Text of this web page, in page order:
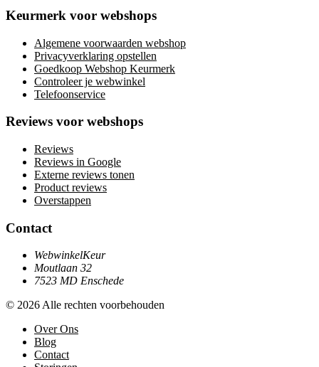
Keurmerk voor webshops
Algemene voorwaarden webshop
Privacyverklaring opstellen
Goedkoop Webshop Keurmerk
Controleer je webwinkel
Telefoonservice
Reviews voor webshops
Reviews
Reviews in Google
Externe reviews tonen
Product reviews
Overstappen
Contact
WebwinkelKeur
Moutlaan 32
7523 MD Enschede
© 2026 Alle rechten voorbehouden
Over Ons
Blog
Contact